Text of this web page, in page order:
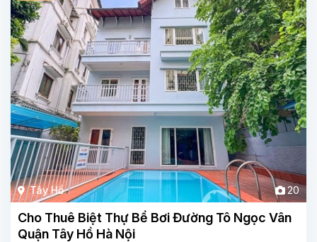
Tây Hồ 20
Cho Thuê Biệt Thự Bể Bơi Đường Tô Ngọc Vân
Quận Tây Hồ Hà Nội